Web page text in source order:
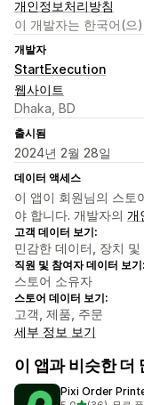
개인정보처리방침
이 개발자는 한국어(으
개발자
StartExecution
웹사이트
Dhaka, BD
출시됨
2024년 2월 28일
데이터 액세스
이 앱이 회원님의 스토
야 합니다. 개발자의 개
고객 데이터 보기:
민감한 데이터, 장치 및
직원 및 참여자 데이터 보기:
스토어 소유자
스토어 데이터 보기:
고객, 제품, 주문
세부 정보 보기
이 앱과 비슷한 더
Pixi Order